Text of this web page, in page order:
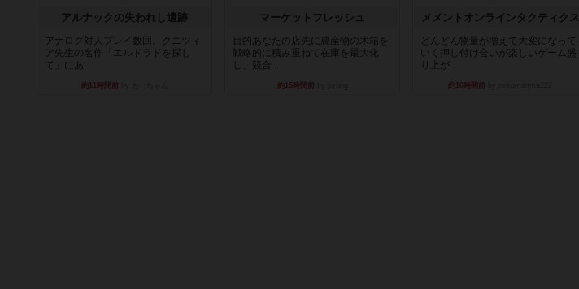
アルナックの失われし遺跡
アナログ対人プレイ数回。クニツィ
ア先生の名作「エルドラドを探し
て」にあ...
約11時間前
マーケットフレッシュ
目的あなたの店先に農産物の木箱を
戦略的に積み重ねて在庫を最大化
し、競合...
約15時間前
メメントオンラインタクティクス
どんどん物量が増えて大変になって
いく押し付け合いが楽しいゲーム盛
り上が...
約16時間前